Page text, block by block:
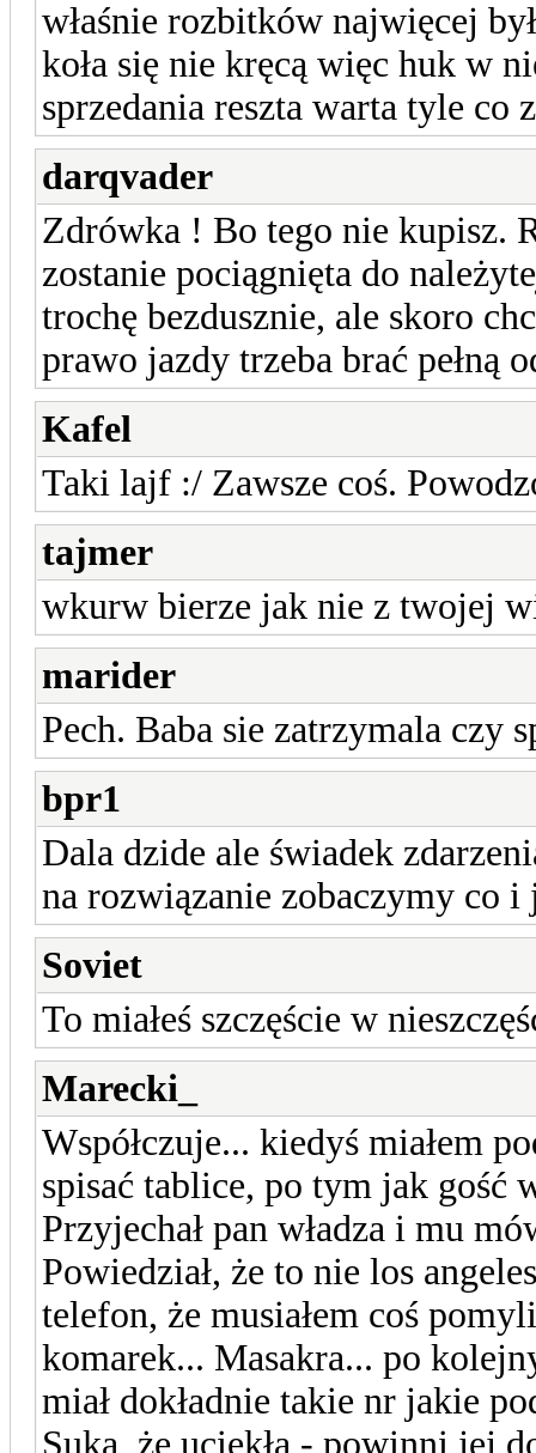
właśnie rozbitków najwięcej
koła się nie kręcą więc huk w
sprzedania reszta warta tyle co
darqvader
Zdrówka ! Bo tego nie kupisz.
zostanie pociągnięta do
trochę bezdusznie, ale skoro
prawo jazdy trzeba brać pełną
Kafel
Taki lajf :/ Zawsze coś.
tajmer
wkurw bierze jak nie z twojej
marider
Pech. Baba sie zatrzymala czy
bpr1
Dala dzide ale świadek
na rozwiązanie zobaczymy co i
Soviet
To miałeś szczęście w
Marecki_
Współczuje... kiedyś miałem
spisać tablice, po tym jak gość
Przyjechał pan władza i mu
Powiedział, że to nie los
telefon, że musiałem coś
komarek... Masakra... po
miał dokładnie takie nr jakie
Suka, że uciekła - powinni jej